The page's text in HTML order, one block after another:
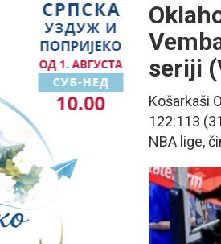
seriji
Košarkaši
122:113
NBA lige,